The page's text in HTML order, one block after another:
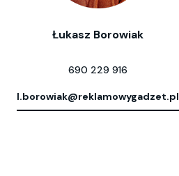
Łukasz Borowiak
690 229 916
l.borowiak@reklamowygadzet.pl